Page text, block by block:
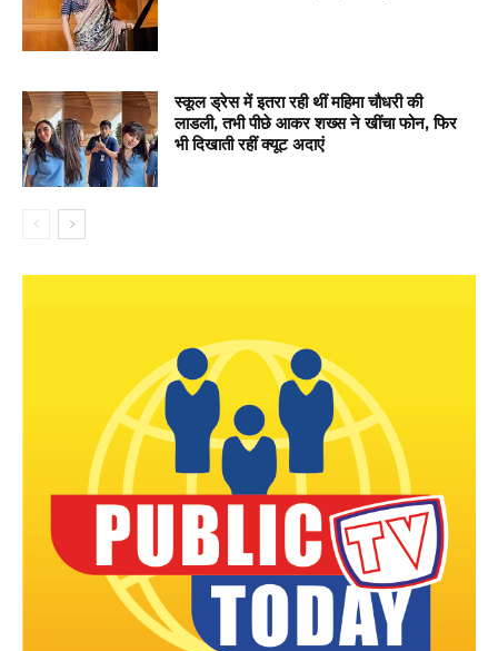
स्कूल ड्रेस में इतरा रही थीं महिमा चौधरी की
लाडली, तभी पीछे आकर शख्स ने खींचा फोन, फिर
भी दिखाती रहीं क्यूट अदाएं